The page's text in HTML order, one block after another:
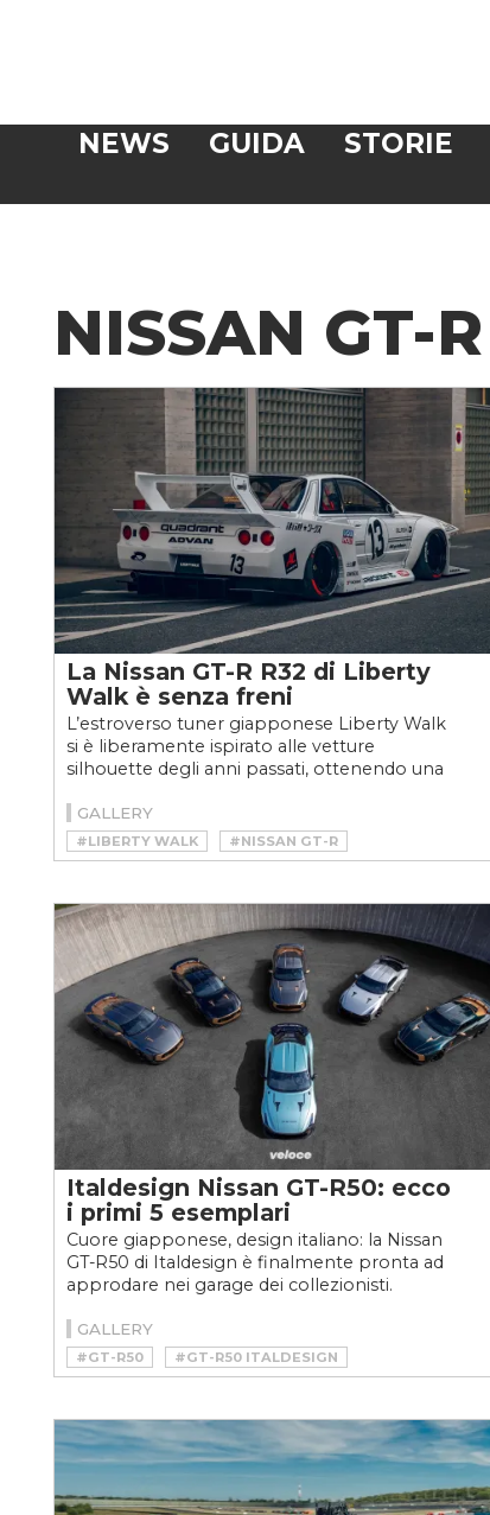
NEWS GUIDA STORIE
NISSAN GT-R
La Nissan GT-R R32 di Liberty
Walk è senza freni
L’estroverso tuner giapponese Liberty Walk
si è liberamente ispirato alle vetture
silhouette degli anni passati, ottenendo una
GALLERY
#LIBERTY WALK
#NISSAN GT-R
#TUNING
Italdesign Nissan GT-R50: ecco
i primi 5 esemplari
Cuore giapponese, design italiano: la Nissan
GT-R50 di Italdesign è finalmente pronta ad
approdare nei garage dei collezionisti.
GALLERY
#GT-R50
#GT-R50 ITALDESIGN
#ITALDESIGN
#NISSAN GT-R
#NISSAN GT-R50 ITALDESIGN